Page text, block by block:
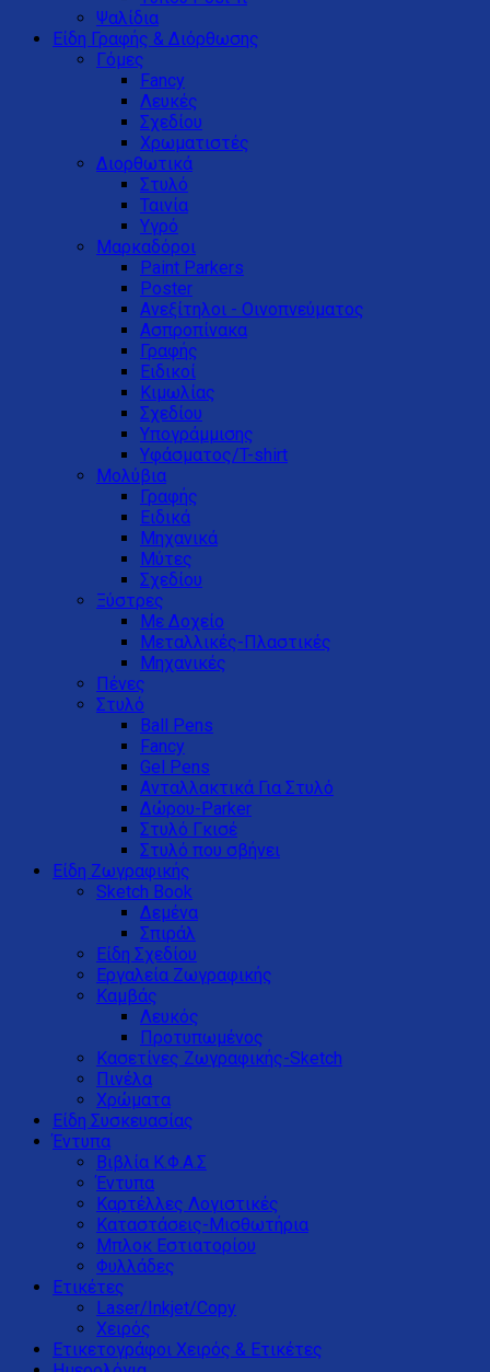
Ψαλίδια
Είδη Γραφής & Διόρθωσης
Γόμες
Fancy
Λευκές
Σχεδίου
Χρωματιστές
Διορθωτικά
Στυλό
Ταινία
Υγρό
Μαρκαδόροι
Paint Parkers
Poster
Ανεξίτηλοι - Οινοπνεύματος
Ασπροπίνακα
Γραφής
Ειδικοί
Κιμωλίας
Σχεδίου
Υπογράμμισης
Υφάσματος/T-shirt
Μολύβια
Γραφής
Ειδικά
Μηχανικά
Μύτες
Σχεδίου
Ξύστρες
Με Δοχείο
Μεταλλικές-Πλαστικές
Μηχανικές
Πένες
Στυλό
Ball Pens
Fancy
Gel Pens
Ανταλλακτικά Για Στυλό
Δώρου-Parker
Στυλό Γκισέ
Στυλό που σβήνει
Είδη Ζωγραφικής
Sketch Book
Δεμένα
Σπιράλ
Είδη Σχεδίου
Εργαλεία Ζωγραφικής
Καμβάς
Λευκός
Προτυπωμένος
Κασετίνες Ζωγραφικής-Sketch
Πινέλα
Χρώματα
Είδη Συσκευασίας
Έντυπα
Βιβλία Κ.Φ.Α.Σ
Έντυπα
Καρτέλλες Λογιστικές
Καταστάσεις-Μισθωτήρια
Μπλοκ Εστιατορίου
Φυλλάδες
Ετικέτες
Laser/Inkjet/Copy
Χειρός
Ετικετογράφοι Χειρός & Ετικέτες